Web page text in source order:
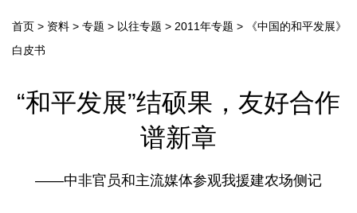
首页 > 资料 > 专题 > 以往专题 > 2011年专题 >
《中国的和平发展》
白皮书
“和平发展”结硕果，友好合作
谱新章
——中非官员和主流媒体参观我援建农场侧记